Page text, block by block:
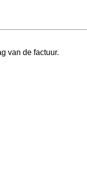
van de factuur.